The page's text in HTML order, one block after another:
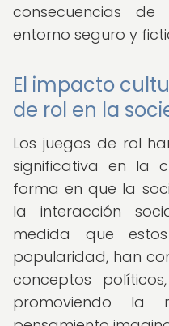
consecuencias
entorno seguro y
El impacto
de rol en la
Los juegos de rol
significativa en la
forma en que la
la interacción
medida que
popularidad, han
conceptos
promoviendo la